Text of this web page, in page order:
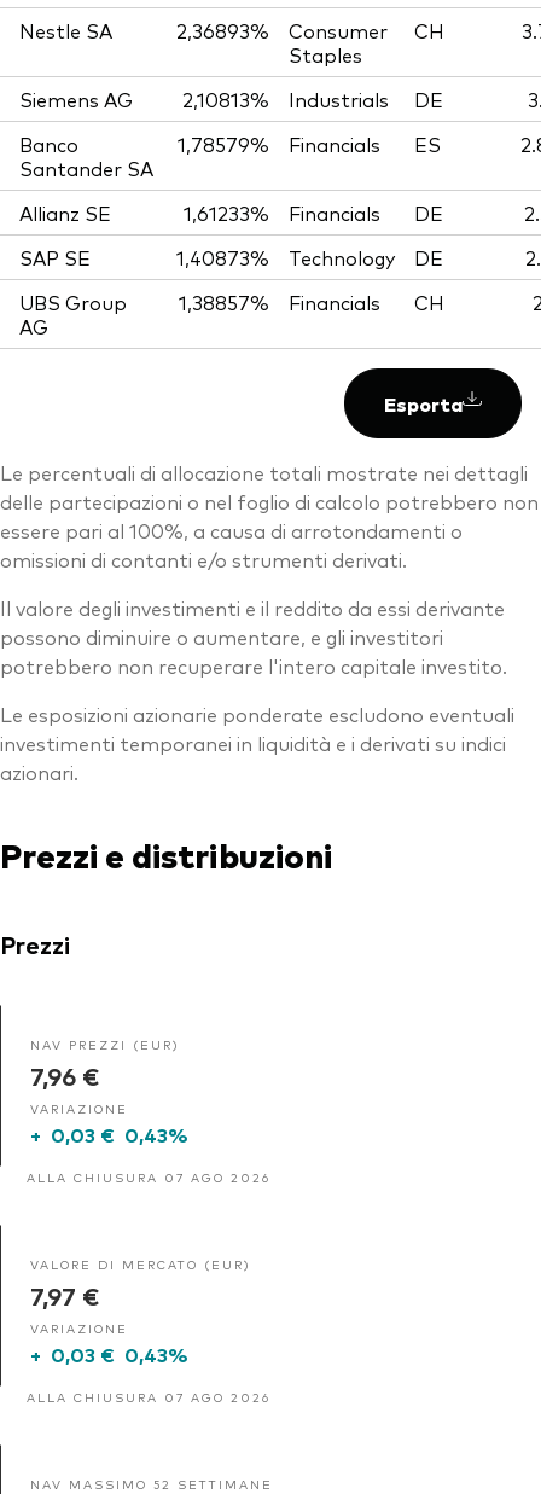
Nestle SA 2,36893%
Consumer
Staples
CH
Siemens AG 2,10813% Industrials DE
Banco
Santander SA
1,78579% Financials ES
Allianz SE 1,61233% Financials DE
SAP SE
1,40873% Technology DE
UBS Group
AG
1,38857% Financials CH
Esporta
Le percentuali di allocazione totali mostrate nei dettagli
delle partecipazioni o nel foglio di calcolo potrebbero non
essere pari al 100%, a causa di arrotondamenti o
omissioni di contanti e/o strumenti derivati.
Il valore degli investimenti e il reddito da essi derivante
possono diminuire o aumentare, e gli investitori
potrebbero non recuperare l'intero capitale investito.
Le esposizioni azionarie ponderate escludono eventuali
investimenti temporanei in liquidità e i derivati su indici
azionari.
Prezzi e distribuzioni
Prezzi
NAV PREZZI (EUR)
7,96 €
VARIAZIONE
+ 0,03 € 0,43%
ALLA CHIUSURA 07 AGO 2026
VALORE DI MERCATO (EUR)
7,97 €
VARIAZIONE
+ 0,03 € 0,43%
ALLA CHIUSURA 07 AGO 2026
NAV MASSIMO 52 SETTIMANE